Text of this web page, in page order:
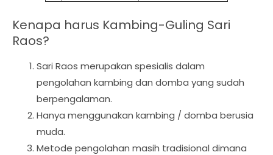
Kenapa harus Kambing-Guling Sari
Raos?
Sari Raos merupakan spesialis dalam
pengolahan kambing dan domba yang sudah
berpengalaman.
Hanya menggunakan kambing / domba berusia
muda.
Metode pengolahan masih tradisional dimana